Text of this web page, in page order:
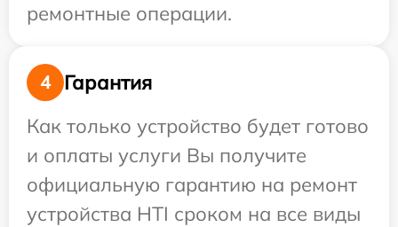
ремонтные операции.
4
Гарантия
Как только устройство будет готово
и оплаты услуги Вы получите
официальную гарантию на ремонт
устройства HTI сроком на все виды